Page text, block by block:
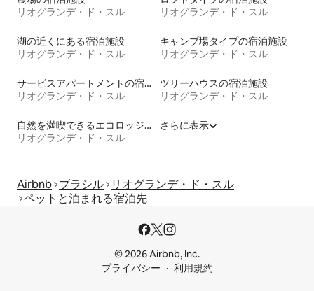
リオグランデ・ド・スル
リオグランデ・ド・スル
湖の近くにある宿泊施設
リオグランデ・ド・スル
キャンプ場タイプの宿泊施設
リオグランデ・ド・スル
サービスアパートメントの宿泊施設
リオグランデ・ド・スル
ツリーハウスの宿泊施設
リオグランデ・ド・スル
自然を満喫できるエコロッジの宿泊施設
リオグランデ・ド・スル
さらに表示
Airbnb ブラシル
リオグランデ・ド・スル
ペットと泊まれる宿泊先
© 2026 Airbnb, Inc.
プライバシー
利用規約